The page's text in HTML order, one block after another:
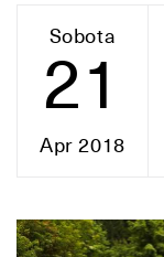
Sobota
21
Apr 2018